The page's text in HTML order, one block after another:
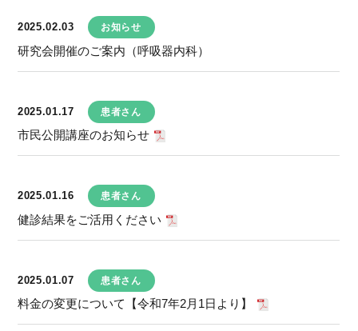
2025.02.03 お知らせ
研究会開催のご案内（呼吸器内科）
2025.01.17 患者さん
市民公開講座のお知らせ
2025.01.16 患者さん
健診結果をご活用ください
2025.01.07 患者さん
料金の変更について【令和7年2月1日より】